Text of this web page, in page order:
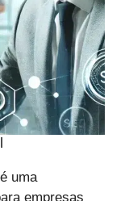
uma
empresas